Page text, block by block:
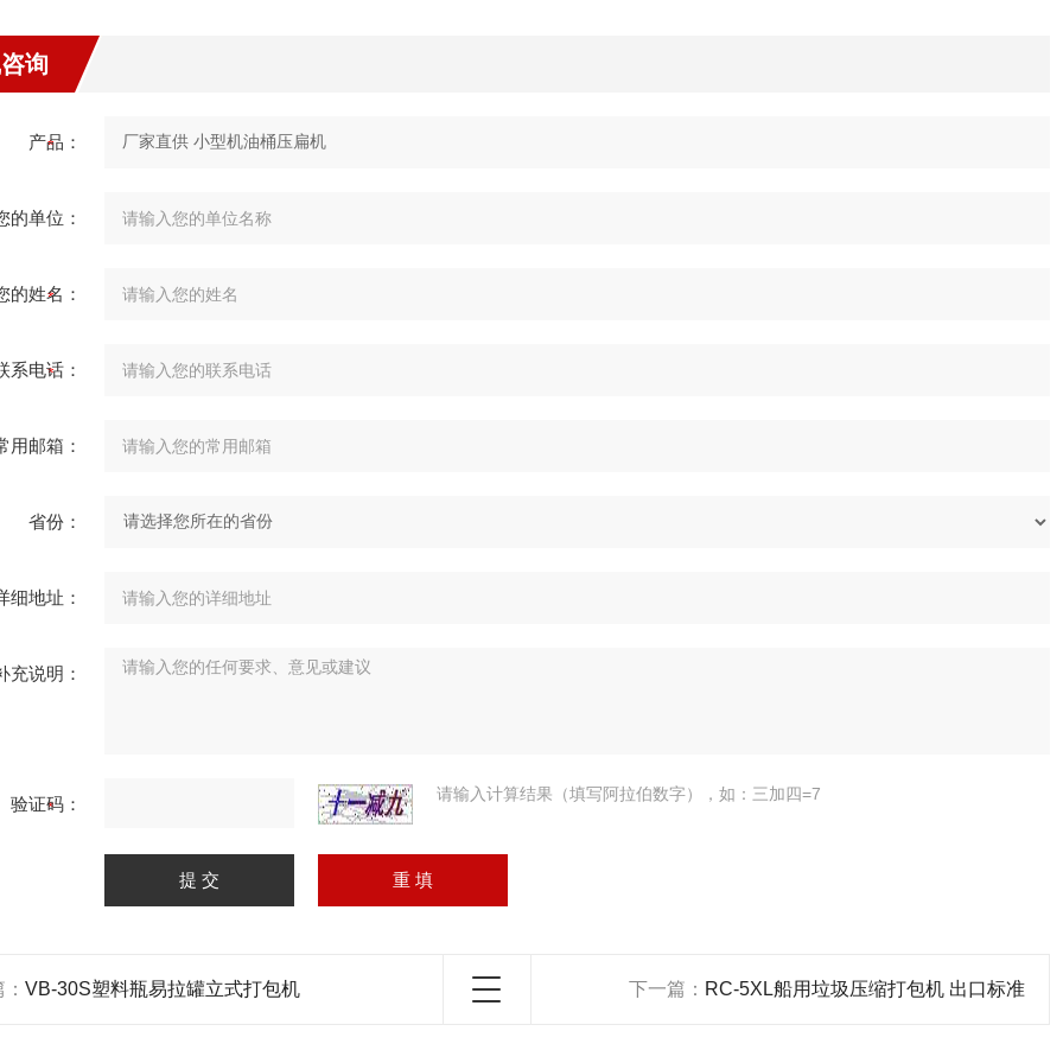
询
产品：
的单位：
的姓名：
系电话：
用邮箱：
省份：
细地址：
充说明：
验证码： 请输入计算结果（填写阿拉伯数字），如：三加四=7
VB-30S塑料瓶易拉罐立式打包机 下一篇： RC-5XL船用垃圾压缩打包机 出口标准